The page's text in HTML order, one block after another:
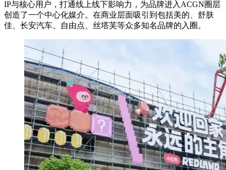
IP与核心用户，打通线上线下影响力，为品牌进入ACGN圈层
创造了一个中心化媒介。在商业层面吸引到包括美的、舒肤
佳、长安汽车、自由点、丝塔芙等众多知名品牌的入圈。